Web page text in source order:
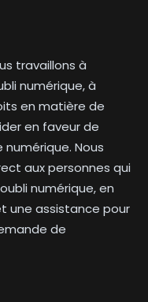
travaillons à
numérique, à
en matière de
en faveur de
Nous
aux personnes qui
numérique, en
une assistance pour
de